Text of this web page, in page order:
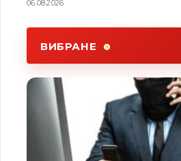
06.08.2026
ВИБРАНЕ